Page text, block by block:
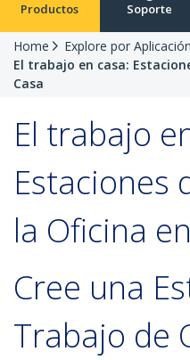
Productos Soporte
Home
Explore por Aplicación
El trabajo en casa:
Casa
El trabajo
Estaciones
la Oficina
Cree una
Trabajo de